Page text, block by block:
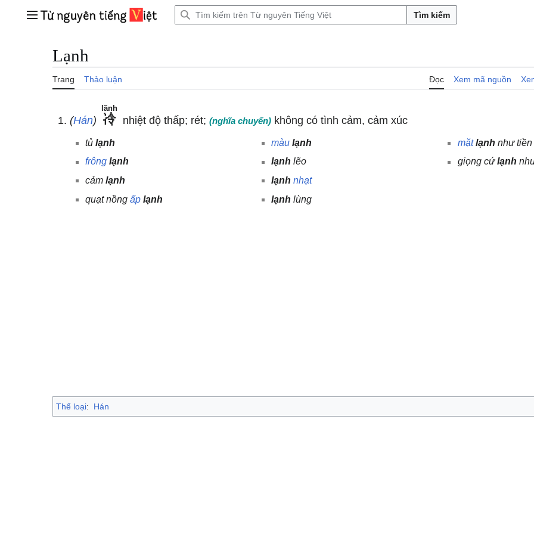
Trình đơn chính Tìm kiếm
Lạnh
Trang Thảo luận Đọc Xem mã nguồn
(Hán) 冷
lãnh
nhiệt độ thấp; rét; (nghĩa chuyển)không có tình cảm, cảm xúc
tủlạnh
frông lạnh
cảmlạnh
quạt nồngấp lạnh
màu lạnh
lạnh lẽo
lạnh nhạt
lạnh lùng
mặt lạnh như tiền
giọng cứlạnh
Thể loại: Hán